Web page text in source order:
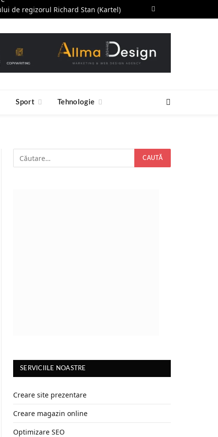
de regizorul Richard Stan (Kartel)
Ideal să Înveți Acum
Facebook
Sport Tehnologie
SERVICIILE NOASTRE
Creare site prezentare
Creare magazin online
Optimizare SEO